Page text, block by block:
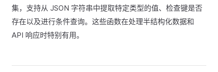
集，支持从 JSON 字符串中提取特定类型的值、检查键是否
存在以及进行条件查询。这些函数在处理半结构化数据和
API 响应时特别有用。